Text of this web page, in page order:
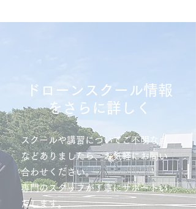
ドローンスクール情報
をさらに詳しく
スクールや講習についてご不明な点
などありましたら、お気軽にお問い
合わせください。
専門のスタッフが丁寧にサポートい
たします。